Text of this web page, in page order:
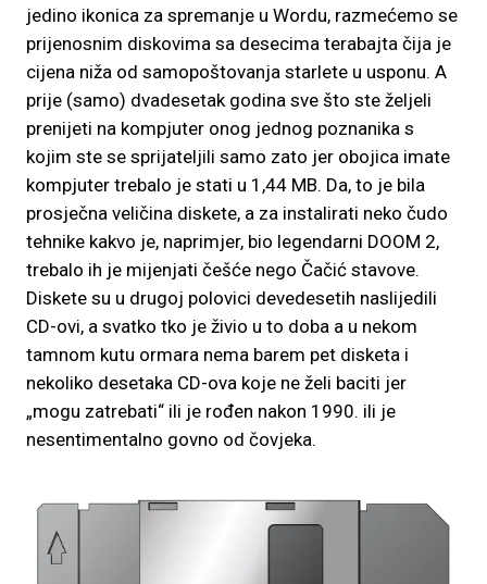
jedino ikonica za spremanje u Wordu, razmećemo se
prijenosnim diskovima sa desecima terabajta čija je
cijena niža od samopoštovanja starlete u usponu. A
prije (samo) dvadesetak godina sve što ste željeli
prenijeti na kompjuter onog jednog poznanika s
kojim ste se sprijateljili samo zato jer obojica imate
kompjuter trebalo je stati u 1,44 MB. Da, to je bila
prosječna veličina diskete, a za instalirati neko čudo
tehnike kakvo je, naprimjer, bio legendarni DOOM 2,
trebalo ih je mijenjati češće nego Čačić stavove.
Diskete su u drugoj polovici devedesetih naslijedili
CD-ovi, a svatko tko je živio u to doba a u nekom
tamnom kutu ormara nema barem pet disketa i
nekoliko desetaka CD-ova koje ne želi baciti jer
„mogu zatrebati“ ili je rođen nakon 1990. ili je
nesentimentalno govno od čovjeka.